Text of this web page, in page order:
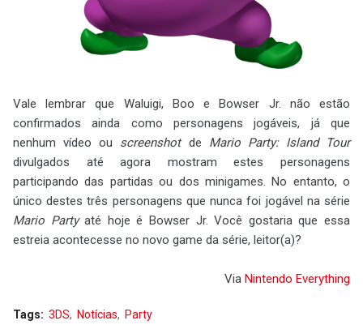
Vale lembrar que Waluigi, Boo e Bowser Jr. não estão
confirmados ainda como personagens jogáveis, já que
nenhum vídeo ou screenshotde Mario Party: Island Tour
divulgados até agora mostram estes personagens
participando das partidas ou dos minigames. No entanto, o
único destes três personagens que nunca foi jogável na série
Mario Partyaté hoje é Bowser Jr. Você gostaria que essa
estreia acontecesse no novo game da série, leitor(a)?
Via Nintendo Everything
Tags: 3DS Notícias Party